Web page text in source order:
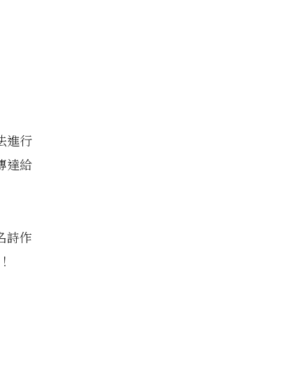
進行
達給
詩作